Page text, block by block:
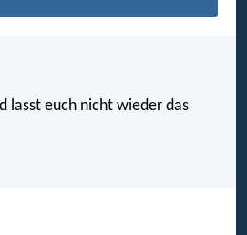
lasst euch nicht wieder das